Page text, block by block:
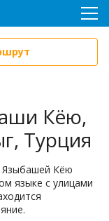
Кёю,
Турция
Кёю
языке с улицами